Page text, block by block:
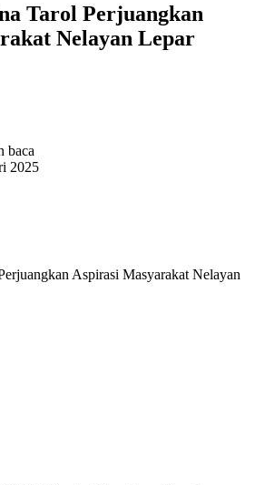
Tarol Perjuangkan
Nelayan Lepar
baca
2025
Aspirasi Masyarakat Nelayan